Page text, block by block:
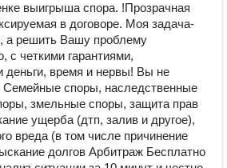
выигрыша спора. !Прозрачная
в договоре. Моя задача-
а решить Вашу проблему
с четкими гарантиями,
время и нервы! Вы не
Семейные споры, наследственные
змельные споры, защита прав
ущерба (дтп, залив и другое),
вреда (в том числе причинение
долгов Арбитраж Бесплатно